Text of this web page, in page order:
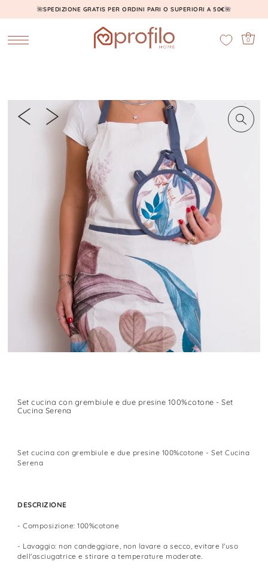
🌺SPEDIZIONE GRATIS PER ORDINI PARI O SUPERIORI A 50€🌺
0
Set cucina con grembiule e due presine 100%cotone - Set
Cucina Serena
Set cucina con grembiule e due presine 100%cotone - Set Cucina
Serena
DESCRIZIONE
- Composizione: 100%cotone
- Lavaggio: non candeggiare, non lavare a secco, evitare l'uso
dell'asciugatrice e stirare a temperature moderate.